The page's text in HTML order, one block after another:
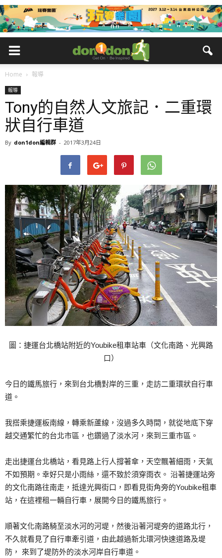
Home 報導
報導
Tony的自然人文旅記．二重環
狀自行車道
By don1don編輯群 - 2017年3月24日
圖：捷運台北橋站附近的Youbike租車站車（文化南路、光興路
口）
今日的鐵馬旅行，來到台北橋對岸的三重，走訪二重環狀自行車
道。
我搭乘捷運板南線，轉乘新蘆線，沒過多久時間，就從地底下穿
越交通繁忙的台北市區，也鑽過了淡水河，來到三重市區。
走出捷運台北橋站，看見路上行人撐著傘，天空飄著細雨，天氣
不如預期。幸好只是小雨絲，還不致於須穿雨衣。 沿著捷運站旁
的文化南路往南走，抵達光興街口，即看見街角旁的Youbike租車
站，在這裡租一輛自行車，展開今日的鐵馬旅行。
順著文化南路騎至淡水河的河堤，然後沿著河堤旁的道路北行，
不久就看見了自行車牽引道，由此越過新北環河快速道路及堤
防， 來到了堤防外的淡水河岸自行車道。